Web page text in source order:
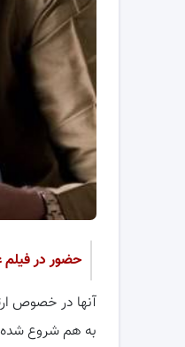
حضور در فیلم
آنها در خصوص
به هم شروع شده